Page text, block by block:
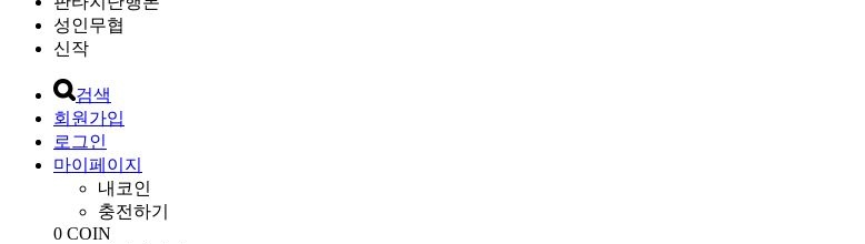
성인무협
신작
검색
회원가입
로그인
마이페이지
내코인
충전하기
0 COIN